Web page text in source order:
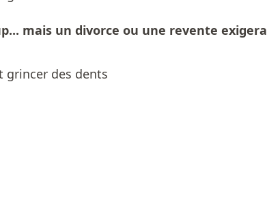
mais un divorce ou une revente exigera